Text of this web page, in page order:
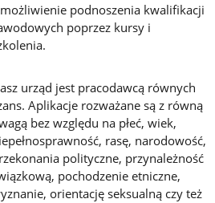
podnoszenia kwalifikacji
poprzez kursy i
urząd jest pracodawcą równych
Aplikacje rozważane są z równą
bez względu na płeć, wiek,
rasę, narodowość,
polityczne, przynależność
pochodzenie etniczne,
orientację seksualną czy też